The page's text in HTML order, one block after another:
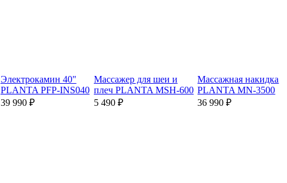
Электрокамин 40"
PLANTA PFP-INS040
39 990 ₽
Массажер для шеи и
плеч PLANTA MSH-600
5 490 ₽
Массажная накидка
PLANTA MN-3500
36 990 ₽